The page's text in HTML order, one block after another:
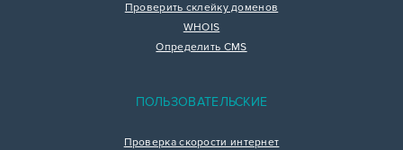
Проверить склейку доменов
WHOIS
Определить CMS
ПОЛЬЗОВАТЕЛЬСКИЕ
Проверка скорости интернет